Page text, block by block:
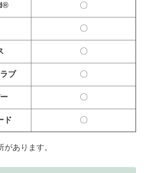
〇
〇
〇
ブ 〇
〇
ド 〇
があります。